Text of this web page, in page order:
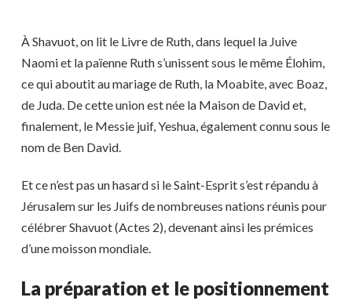
À Shavuot, on lit le Livre de Ruth, dans lequel la Juive
Naomi et la païenne Ruth s’unissent sous le même Élohim,
ce qui aboutit au mariage de Ruth, la Moabite, avec Boaz,
de Juda. De cette union est née la Maison de David et,
finalement, le Messie juif, Yeshua, également connu sous le
nom de Ben David.
Et ce n’est pas un hasard si le Saint-Esprit s’est répandu à
Jérusalem sur les Juifs de nombreuses nations réunis pour
célébrer Shavuot (Actes 2), devenant ainsi les prémices
d’une moisson mondiale.
La préparation et le positionnement